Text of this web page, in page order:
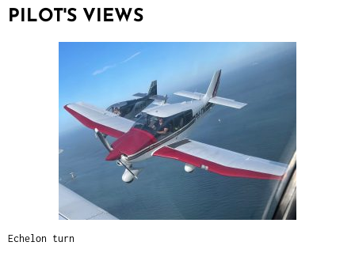
PILOT'S VIEWS
Echelon turn